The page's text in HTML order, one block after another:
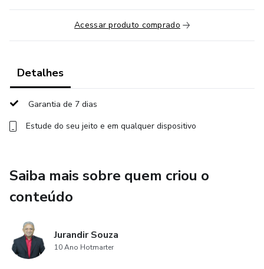
Acessar produto comprado
Detalhes
Garantia de 7 dias
Estude do seu jeito e em qualquer dispositivo
Saiba mais sobre quem criou o
conteúdo
Jurandir Souza
10 Ano Hotmarter